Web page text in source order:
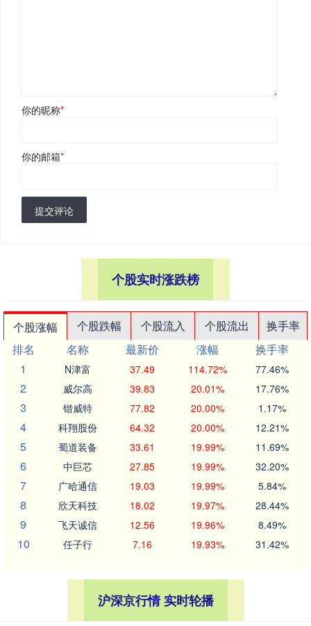
你的昵称*
你的邮箱*
提交评论
个股实时涨跌榜
个股涨幅 个股跌幅 个股流入 个股流出
换手率
排名
名称 最新价 涨幅
换手率
1
N津富 37.49 114.72% 77.46%
2 威尔高 39.83 20.01% 17.76%
3 锴威特 77.82 20.00% 1.17%
4 科翔股份 64.32 20.00% 12.21%
5 蜀道装备 33.61 19.99% 11.69%
6 中巨芯 27.85 19.99% 32.20%
7 广哈通信 19.03 19.99% 5.84%
8 欣天科技 18.02 19.97% 28.44%
9 飞天诚信 12.56 19.96% 8.49%
10 任子行 7.16 19.93% 31.42%
沪深京行情 实时轮播